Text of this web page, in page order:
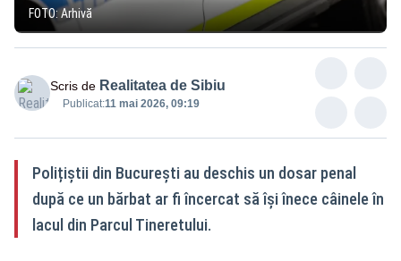
FOTO: Arhivă
Scris de Realitatea de Sibiu
Publicat:11 mai 2026, 09:19
Polițiștii din București au deschis un dosar penal
după ce un bărbat ar fi încercat să își înece câinele în
lacul din Parcul Tineretului.